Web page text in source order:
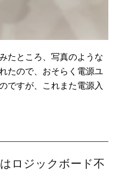
たところ、写真のような
たので、おそらく電源ユ
ですが、これまた電源入
ロジックボード不